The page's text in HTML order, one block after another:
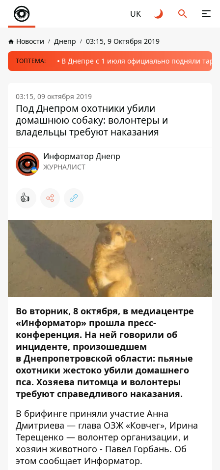
UK
Новости Днепр 03:15, 9 Октября 2019
ТОПТЕМА: В Днепре с 1 июля официально подняли
03:15, 09 октября 2019
Под Днепром охотники убили
домашнюю собаку: волонтеры и
владельцы требуют наказания
Информатор Днепр
ЖУРНАЛИСТ
👍
Во вторник, 8 октября, в медиацентре
«Информатор» прошла пресс-
конференция. На ней говорили об
инциденте, произошедшем
в Днепропетровской области: пьяные
охотники жестоко убили домашнего
пса. Хозяева питомца и волонтеры
требуют справедливого наказания.
В брифинге приняли участие Анна
Дмитриева — глава ОЗЖ «Ковчег», Ирина
Терещенко — волонтер организации, и
хозяин животного - Павел Горбань. Об
этом сообщает Информатор.